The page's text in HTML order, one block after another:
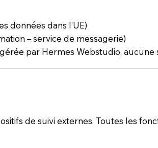
données dans l’UE)
– service de messagerie)
par Hermes Webstudio, aucune
de suivi externes. Toutes les